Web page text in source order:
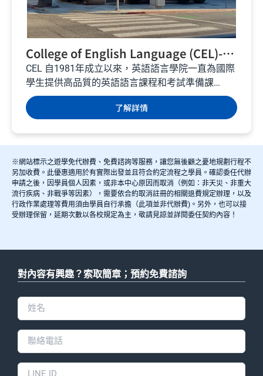
College of English Language (CEL)-
SANTA MONICA- 洛杉磯語言學校 – 美
國遊學
CEL 自1981年成立以來，英語語言學院一直為國際
學生提供高品質的英語語言課程和考試準備課
程。...
了解詳情
※網站標示之遊學免代辦費、免費諮詢等服務，讓您無後顧之憂地規劃行程不
另加收費。此優惠適用於有實際出發並且符合約定流程之學員。確認委任代辦
申請之後，因學員個人因素，或非本中心原因而取消（例如：非天災、非重大
流行疾病、非戰爭等因素），需要依合約取消註冊的相關退費規定辦理，以及
行政作業處理等費用須由學員自行承擔（此項並非代辦費)。另外，也可以接
受辦理保留，延期次數以各校規定為主，敬請見諒並詳閱委任契約內容！
對內容有興趣？索取簡章；預約免費諮詢